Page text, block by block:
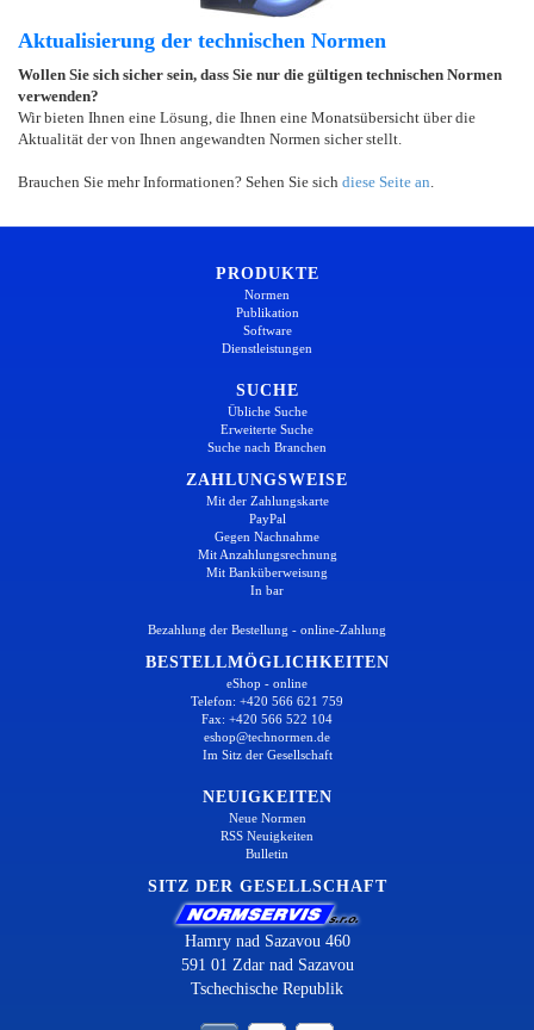
Aktualisierung der technischen Normen
Wollen Sie sich sicher sein, dass Sie nur die gültigen technischen Normen
verwenden?
Wir bieten Ihnen eine Lösung, die Ihnen eine Monatsübersicht über die
Aktualität der von Ihnen angewandten Normen sicher stellt.
Brauchen Sie mehr Informationen? Sehen Sie sich diese Seite an
PRODUKTE
Normen
Publikation
Software
Dienstleistungen
SUCHE
Übliche Suche
Erweiterte Suche
Suche nach Branchen
ZAHLUNGSWEISE
Mit der Zahlungskarte
PayPal
Gegen Nachnahme
Mit Anzahlungsrechnung
Mit Banküberweisung
In bar
Bezahlung der Bestellung - online-Zahlung
BESTELLMÖGLICHKEITEN
eShop - online
Telefon: +420 566 621 759
Fax: +420 566 522 104
eshop@technormen.de
Im Sitz der Gesellschaft
NEUIGKEITEN
Neue Normen
RSS Neuigkeiten
Bulletin
SITZ DER GESELLSCHAFT
Hamry nad Sazavou 460
591 01 Zdar nad Sazavou
Tschechische Republik